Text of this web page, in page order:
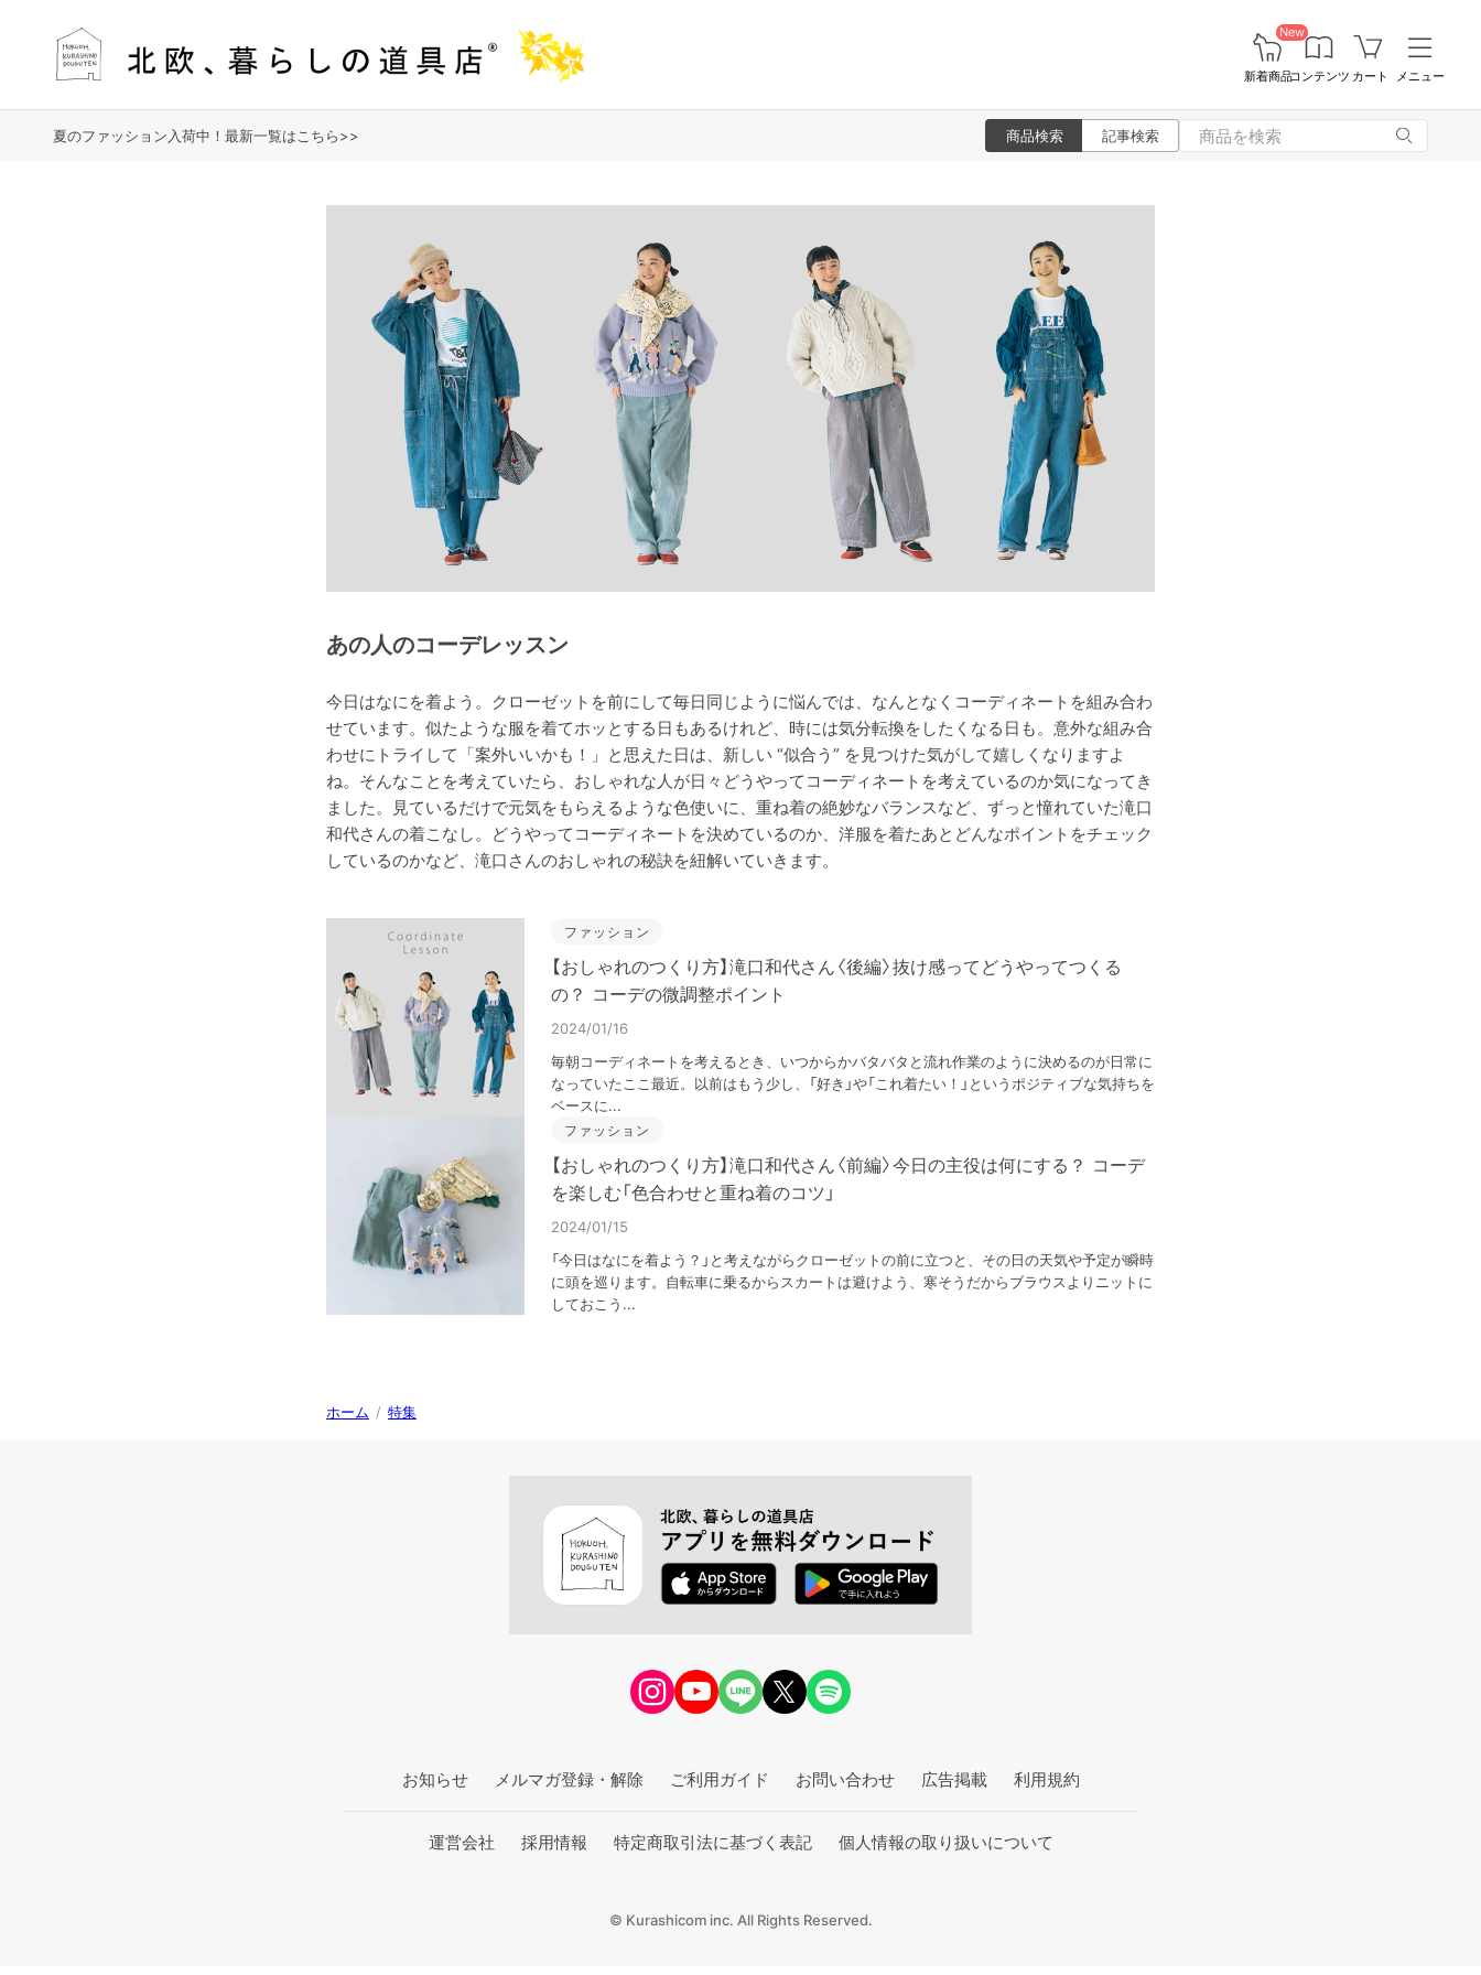
New
新着商品コンテンツ カート メニュー
夏のファッション入荷中！最新一覧はこちら>> 商品検索 記事検索
あの人のコーデレッスン
今日はなにを着よう。クローゼットを前にして毎日同じように悩んでは、なんとなくコーディネートを組み合わ
せています。似たような服を着てホッとする日もあるけれど、時には気分転換をしたくなる日も。意外な組み合
わせにトライして「案外いいかも！」と思えた日は、新しい “似合う” を見つけた気がして嬉しくなりますよ
ね。そんなことを考えていたら、おしゃれな人が日々どうやってコーディネートを考えているのか気になってき
ました。見ているだけで元気をもらえるような色使いに、重ね着の絶妙なバランスなど、ずっと憧れていた滝口
和代さんの着こなし。どうやってコーディネートを決めているのか、洋服を着たあとどんなポイントをチェック
しているのかなど、滝口さんのおしゃれの秘訣を紐解いていきます。
ファッション
【おしゃれのつくり方】滝口和代さん〈後編〉抜け感ってどうやってつくる
の？ コーデの微調整ポイント
2024/01/16
毎朝コーディネートを考えるとき、いつからかバタバタと流れ作業のように決めるのが日常に
なっていたここ最近。以前はもう少し、「好き」や「これ着たい！」というポジティブな気持ちを
ベースに...
ファッション
【おしゃれのつくり方】滝口和代さん〈前編〉今日の主役は何にする？ コーデ
を楽しむ「色合わせと重ね着のコツ」
2024/01/15
「今日はなにを着よう？」と考えながらクローゼットの前に立つと、その日の天気や予定が瞬時
に頭を巡ります。自転車に乗るからスカートは避けよう、寒そうだからブラウスよりニットに
しておこう...
ホーム / 特集
お知らせ メルマガ登録・解除 ご利用ガイド お問い合わせ 広告掲載 利用規約
運営会社 採用情報 特定商取引法に基づく表記 個人情報の取り扱いについて
© Kurashicom inc. All Rights Reserved.